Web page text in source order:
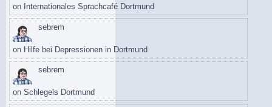
on Internationales Sprachcafé Dortmund
sebrem
on Hilfe bei Depressionen in Dortmund
sebrem
on Schlegels Dortmund